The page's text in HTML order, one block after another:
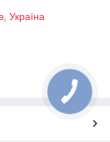
Україна